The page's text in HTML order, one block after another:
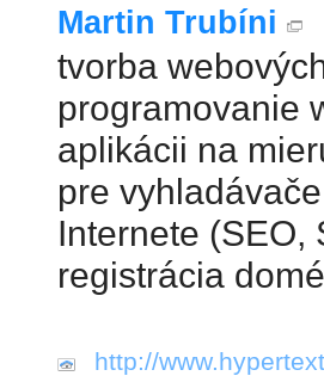
Martin Trubíni
tvorba
programovanie
aplikácii na
pre
Internete (SEO,
registrácia
http://